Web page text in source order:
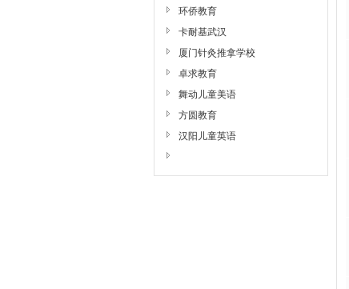
环侨教育
卡耐基武汉
厦门针灸推拿学校
卓求教育
舞动儿童美语
方圆教育
汉阳儿童英语